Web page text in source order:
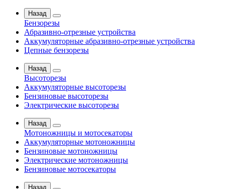
Назад
Бензорезы
Абразивно-отрезные устройства
Аккумуляторные абразивно-отрезные устройства
Цепные бензорезы
Назад
Высоторезы
Аккумуляторные высоторезы
Бензиновые высоторезы
Электрические высоторезы
Назад
Мотоножницы и мотосекаторы
Аккумуляторные мотоножницы
Бензиновые мотоножницы
Электрические мотоножницы
Бензиновые мотосекаторы
Назад